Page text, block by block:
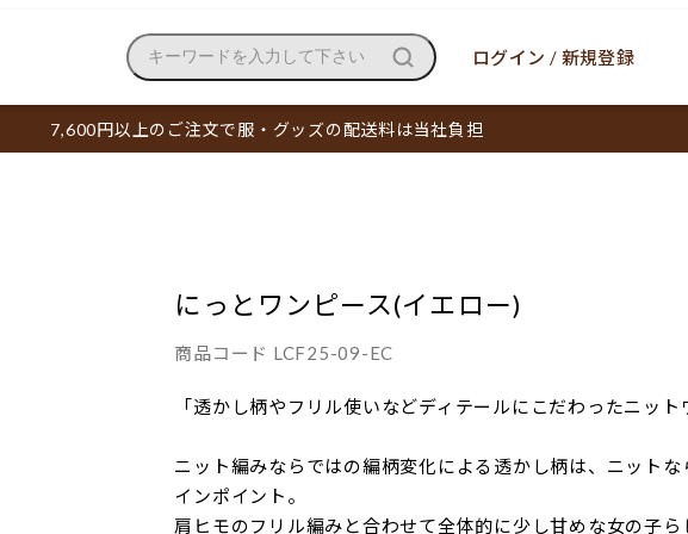
キーワードを入力して下さい ログイン / 新規登録
7,600円以上のご注文で服・グッズの配送料は当社負担
にっとワンピース(イエロー)
商品コード LCF25-09-EC
「透かし柄やフリル使いなどディテールにこだわったニット
ニット編みならではの編柄変化による透かし柄は、ニット
インポイント。
肩ヒモのフリル編みと合わせて全体的に少し甘めな女の子ら